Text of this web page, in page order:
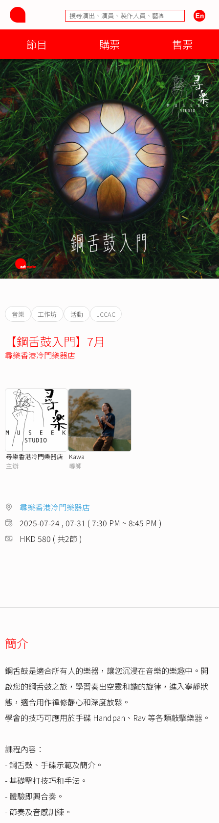
節目 購票 售票
音樂 工作坊 活動 JCCAC
【鋼舌鼓入門】7月
尋樂香港冷門樂器店
尋樂香港冷門樂器店
主辦
Kawa
導師
尋樂香港冷門樂器店
2025-07-24 , 07-31 ( 7:30 PM ~ 8:45 PM )
HKD 580 ( 共2節 )
簡介
鋼舌鼓是適合所有人的樂器，讓您沉浸在音樂的樂趣中。開
啟您的鋼舌鼓之旅，學習奏出空靈和諧的旋律，進入寧靜狀
態，適合用作禪修靜心和深度放鬆。
學會的技巧可應用於手碟 Handpan、Rav 等各類敲擊樂器。
課程內容：
- 鋼舌鼓、手碟示範及簡介。
- 基礎擊打技巧和手法。
- 體驗即興合奏。
- 節奏及音感訓練。